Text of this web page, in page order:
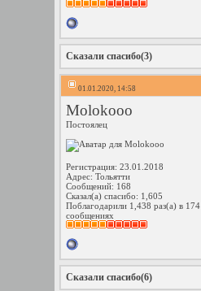
Сказали спасибо(3)
01.01.2020, 14:58
Molokooo
Постоялец
Регистрация: 23.01.2018
Адрес: Тольятти
Сообщений: 168
Сказал(а) спасибо: 1,605
Поблагодарили 1,438 раз(а) в 174
сообщениях
Сказали спасибо(6)